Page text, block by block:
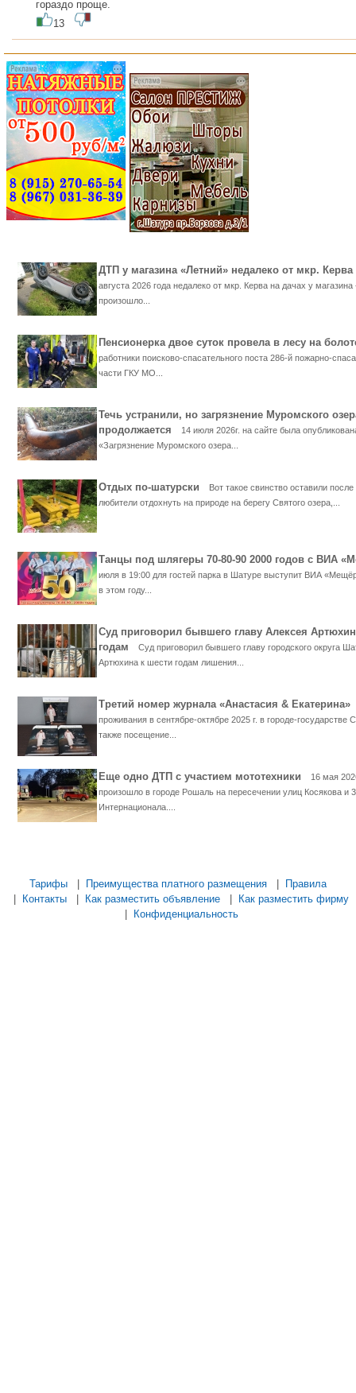
гораздо проще.
13
ДТП у магазина «Летний» недалеко от мкр.
августа 2026 года недалеко от мкр. Керва на дачах у магазина
произошло...
Пенсионерка двое суток провела в лесу на
работники поисково-спасательного поста 286-й пожарно-
части ГКУ МО...
Течь устранили, но загрязнение Муромского
продолжается
14 июля 2026г. на сайте была
«Загрязнение Муромского озера...
Отдых по-шатурски
Вот такое свинство оставили после
любители отдохнуть на природе на берегу Святого озера,...
Танцы под шлягеры 70-80-90 2000 годов с ВИА
июля в 19:00 для гостей парка в Шатуре выступит ВИА
в этом году...
Суд приговорил бывшего главу Алексея
годам
Суд приговорил бывшего главу городского округа
Артюхина к шести годам лишения...
Третий номер журнала «Анастасия &
проживания в сентябре-октябре 2025 г. в городе-государстве
также посещение...
Еще одно ДТП с участием мототехники
16 мая
произошло в городе Рошаль на пересечении улиц Косякова и
Интернационала....
Тарифы Преимущества платного размещения
Правила
Контакты Как разместить объявление
Как разместить фирму
Конфиденциальность